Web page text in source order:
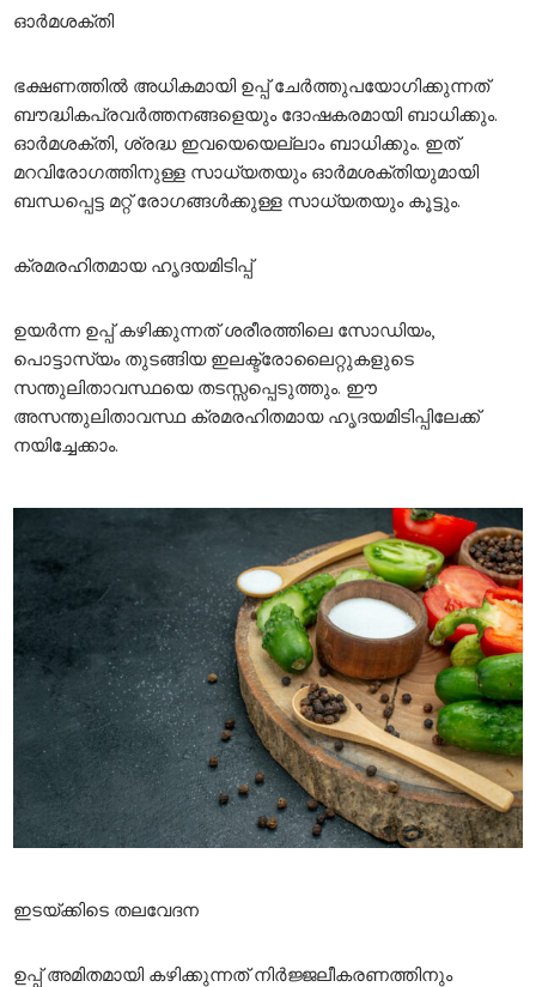
ഓർമശക്തി
ഭക്ഷണത്തിൽ അധികമായി ഉപ്പ് ചേർത്തുപയോഗിക്കുന്നത്
ബൗദ്ധികപ്രവർത്തനങ്ങളെയും ദോഷകരമായി ബാധിക്കും.
ഓർമശക്തി, ശ്രദ്ധ ഇവയെയെല്ലാം ബാധിക്കും. ഇത്
മറവിരോഗത്തിനുള്ള സാധ്യതയും ഓർമശക്‌തിയുമായി
ബന്ധപ്പെട്ട മറ്റ് രോഗങ്ങൾക്കുള്ള സാധ്യതയും കൂട്ടും.
ക്രമരഹിതമായ ഹൃദയമിടിപ്പ്
ഉയർന്ന ഉപ്പ് കഴിക്കുന്നത് ശരീരത്തിലെ സോഡിയം,
പൊട്ടാസ്യം തുടങ്ങിയ ഇലക്ട്രോലൈറ്റുകളുടെ
സന്തുലിതാവസ്ഥയെ തടസ്സപ്പെടുത്തും. ഈ
അസന്തുലിതാവസ്ഥ ക്രമരഹിതമായ ഹൃദയമിടിപ്പിലേക്ക്
നയിച്ചേക്കാം.
ഇടയ്ക്കിടെ തലവേദന
ഉപ്പ് അമിതമായി കഴിക്കുന്നത് നിർജ്ജലീകരണത്തിനും